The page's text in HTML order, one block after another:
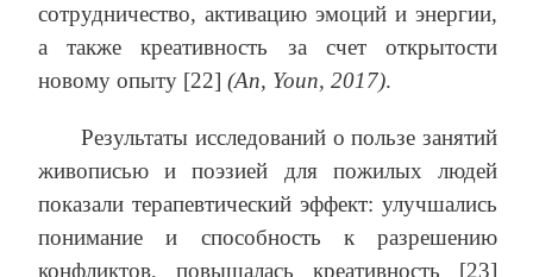
сотрудничество, активацию эмоций и энергии,
а также креативность за счет открытости
новому опыту [22] (An, Youn, 2017).
Результаты исследований о пользе занятий
живописью и поэзией для пожилых людей
показали терапевтический эффект: улучшались
понимание и способность к разрешению
конфликтов, повышалась креативность [23]